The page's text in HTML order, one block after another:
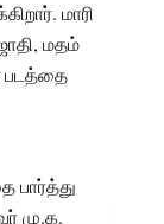
மாரி
மதம்
படத்தை